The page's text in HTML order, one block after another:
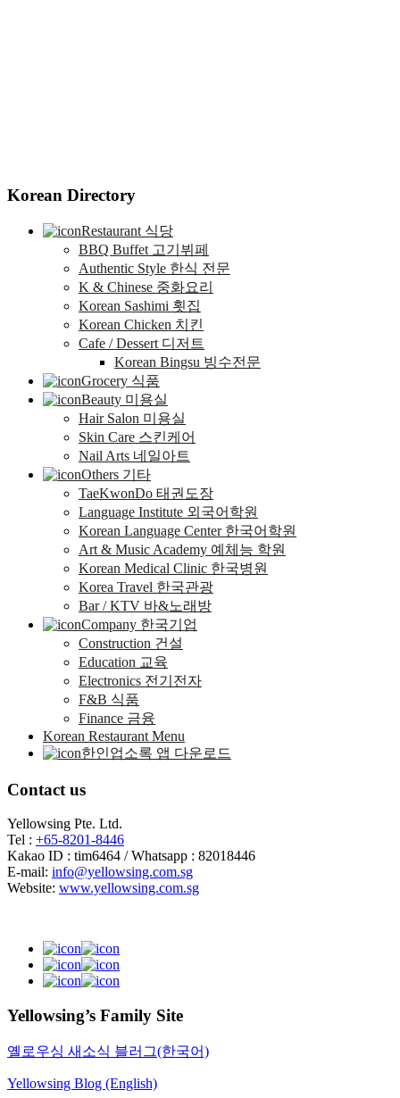
Korean Directory
Restaurant 식당
BBQ Buffet 고기뷔페
Authentic Style 한식 전문
K & Chinese 중화요리
Korean Sashimi 횟집
Korean Chicken 치킨
Cafe / Dessert 디저트
Korean Bingsu 빙수전문
Grocery 식품
Beauty 미용실
Hair Salon 미용실
Skin Care 스킨케어
Nail Arts 네일아트
Others 기타
TaeKwonDo 태권도장
Language Institute 외국어학원
Korean Language Center 한국어학원
Art & Music Academy 예체능 학원
Korean Medical Clinic 한국병원
Korea Travel 한국관광
Bar / KTV 바&노래방
Company 한국기업
Construction 건설
Education 교육
Electronics 전기전자
F&B 식품
Finance 금융
Korean Restaurant Menu
한인업소록 앱 다운로드
Contact us
Yellowsing Pte. Ltd.
Tel : +65-8201-8446
Kakao ID : tim6464 / Whatsapp : 82018446
E-mail: info@yellowsing.com.sg
Website: www.yellowsing.com.sg
Yellowsing’s Family Site
옐로우싱 새소식 블러그(한국어)
Yellowsing Blog (English)